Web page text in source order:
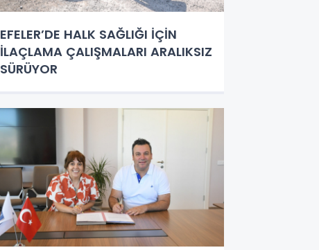
EFELER’DE HALK SAĞLIĞI İÇİN
İLAÇLAMA ÇALIŞMALARI ARALIKSIZ
SÜRÜYOR